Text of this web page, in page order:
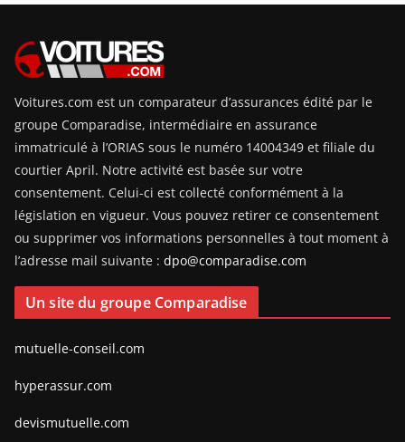
Voitures.com est un comparateur d’assurances édité par le
groupe Comparadise, intermédiaire en assurance
immatriculé à l’ORIAS sous le numéro 14004349 et filiale du
courtier April. Notre activité est basée sur votre
consentement. Celui-ci est collecté conformément à la
législation en vigueur. Vous pouvez retirer ce consentement
ou supprimer vos informations personnelles à tout moment à
l’adresse mail suivante : dpo@comparadise.com
Un site du groupe Comparadise
mutuelle-conseil.com
hyperassur.com
devismutuelle.com